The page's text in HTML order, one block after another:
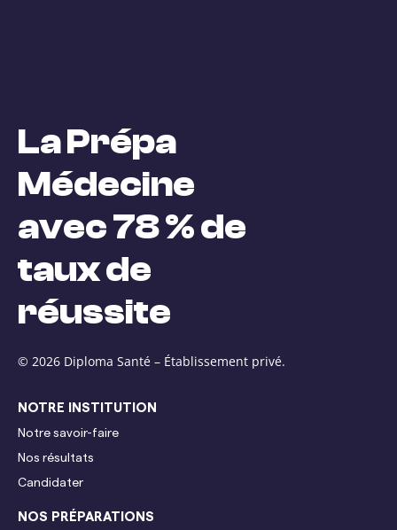
La Prépa
Médecine
avec 78 % de
taux de
réussite
© 2026 Diploma Santé – Établissement privé.
NOTRE INSTITUTION
Notre savoir-faire
Nos résultats
Candidater
NOS PRÉPARATIONS